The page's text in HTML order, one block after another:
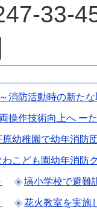
33-
消防活動時の新た
操作技術向上へ ー
幼稚園で幼年消防
こども園幼年消防
塙小学校で避難
花火教室を実施